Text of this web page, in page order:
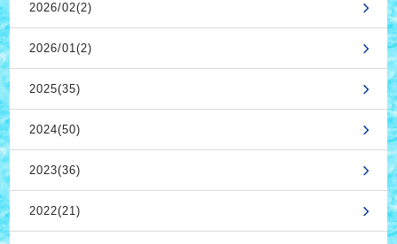
2026/02(2)
2026/01(2)
2025(35)
2024(50)
2023(36)
2022(21)